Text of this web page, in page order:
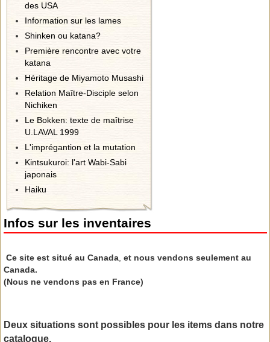
des USA
Information sur les lames
Shinken ou katana?
Première rencontre avec votre
katana
Héritage de Miyamoto Musashi
Relation Maître-Disciple selon
Nichiken
Le Bokken: texte de maîtrise
U.LAVAL 1999
L'imprégantion et la mutation
Kintsukuroi: l'art Wabi-Sabi
japonais
Haiku
Infos sur les inventaires
Ce site est situé au Canada et nous vendons seulement au
Canada.
(Nous ne vendons pas en France)
Deux situations sont possibles pour les items dans notre
catalogue.